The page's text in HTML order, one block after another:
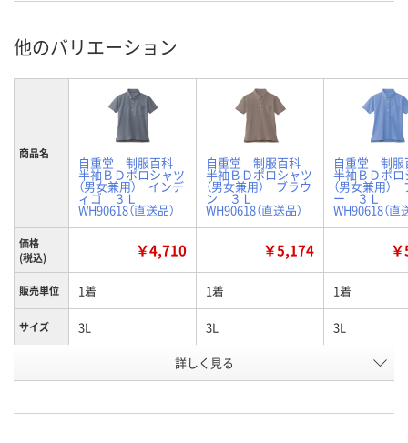
他のバリエーション
商品名
自重堂 制服百科
半袖ＢＤポロシャツ
（男女兼用） インデ
ィゴ ３Ｌ
WH90618（直送品）
自重堂 制服百科
半袖ＢＤポロシャツ
（男女兼用） ブラウ
ン ３Ｌ
WH90618（直送品）
自重堂 制
半袖ＢＤポロ
（男女兼用）
ー ３Ｌ
WH90618（直
価格
(税込)
￥4,710 ￥5,174
販売単位 1着 1着 1着
サイズ 3L 3L 3L
ブラウン
号
詳しく見る